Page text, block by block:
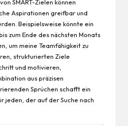
SMART-Zielen können
Aspirationen greifbar und
Beispielsweise könnte ein
zum Ende des nächsten Monats
um meine Teamfähigkeit zu
strukturierten Ziele
und motivieren,
aus präzisen
Sprüchen schafft ein
jeden, der auf der Suche nach